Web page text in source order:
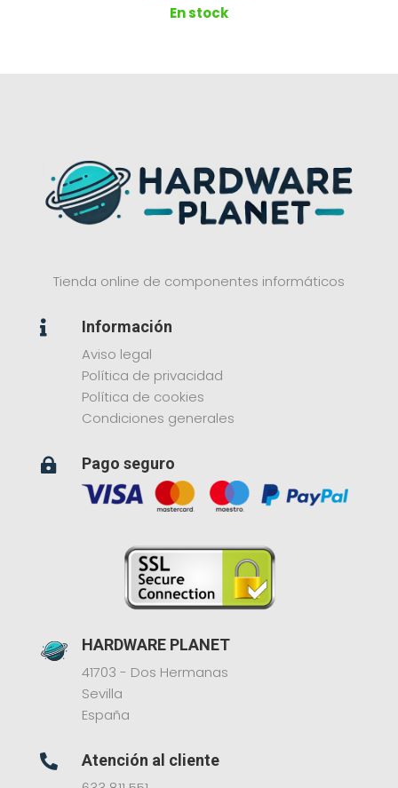
En stock
Tienda online de componentes informáticos

Información
Aviso legal
Política de privacidad
Política de cookies
Condiciones generales
 Pago seguro
HARDWARE PLANET
41703 - Dos Hermanas
Sevilla
España

Atención al cliente